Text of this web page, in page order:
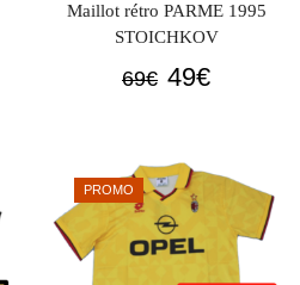
Maillot rétro PARME 1995
STOICHKOV
69€ Le
était :
69€.
49€Le
est :
PROMO